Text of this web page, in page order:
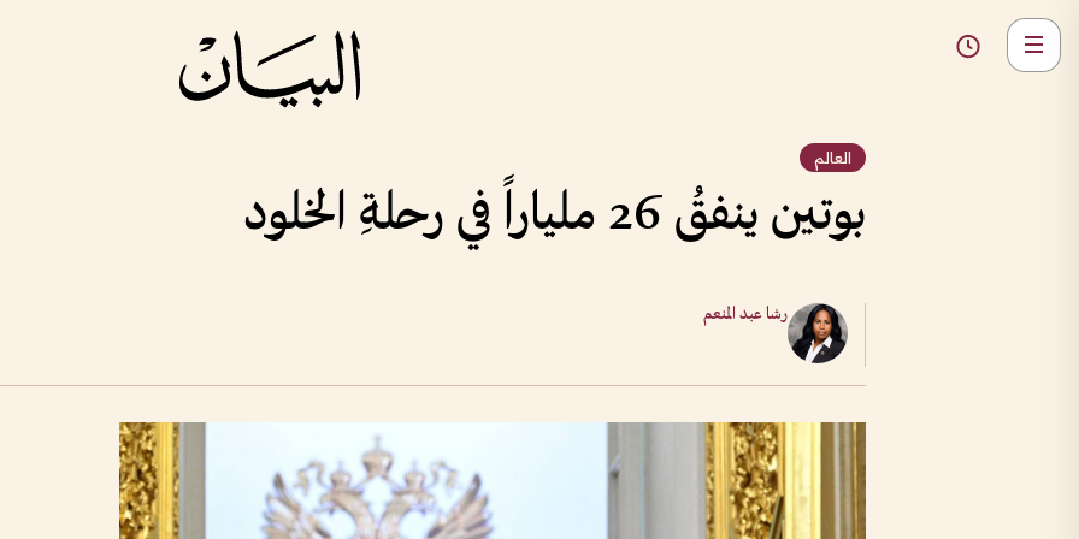
العالم
بوتين ينفقُ 26 ملياراً في رحلةِ الخلود
رشا عبد المنعم